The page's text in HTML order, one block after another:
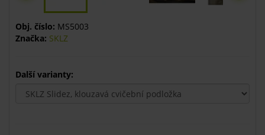
Obj. číslo: MS5003
Značka: SKLZ
Další varianty: